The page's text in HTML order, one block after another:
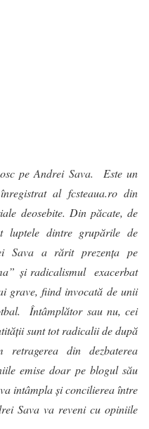
pe Andrei Sava. Este un
al fcsteaua.ro din
deosebite. Din păcate, de
luptele dintre grupările de
Sava a rărit prezența pe
și radicalismul exacerbat
grave, fiind invocată de unii
Întâmplător sau nu, cei
sunt tot radicalii de după
din dezbaterea
emise doar pe blogul său
intâmpla și concilierea între
Sava va reveni cu opiniile